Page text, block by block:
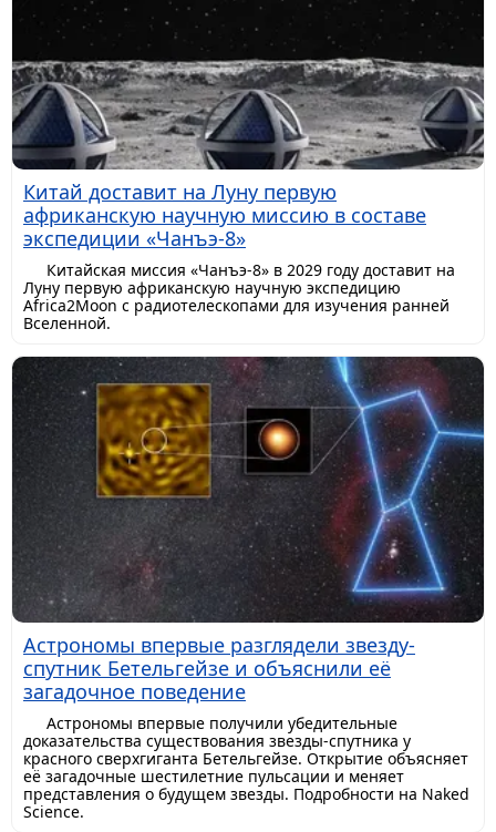
Китай доставит на Луну первую
африканскую научную миссию в составе
экспедиции «Чанъэ-8»
Китайская миссия «Чанъэ-8» в 2029 году доставит на
Луну первую африканскую научную экспедицию
Africa2Moon с радиотелескопами для изучения ранней
Вселенной.
Астрономы впервые разглядели звезду-
спутник Бетельгейзе и объяснили её
загадочное поведение
Астрономы впервые получили убедительные
доказательства существования звезды-спутника у
красного сверхгиганта Бетельгейзе. Открытие объясняет
её загадочные шестилетние пульсации и меняет
представления о будущем звезды. Подробности на Naked
Science.